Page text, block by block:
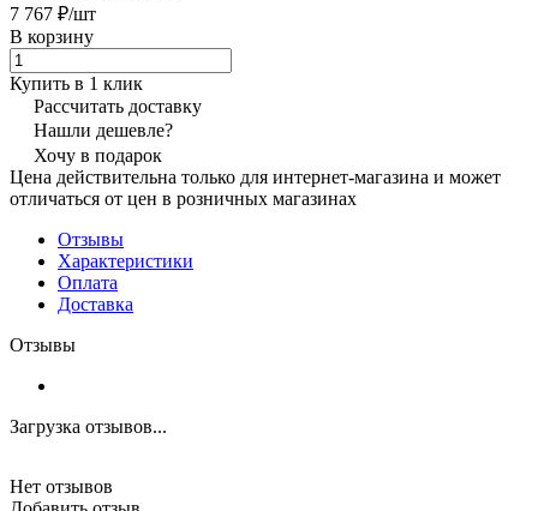
7 767 ₽/шт
В корзину
Купить в 1 клик
Рассчитать доставку
Нашли дешевле?
Хочу в подарок
Цена действительна только для интернет-магазина и может
отличаться от цен в розничных магазинах
Отзывы
Характеристики
Оплата
Доставка
Отзывы
Загрузка отзывов...
Нет отзывов